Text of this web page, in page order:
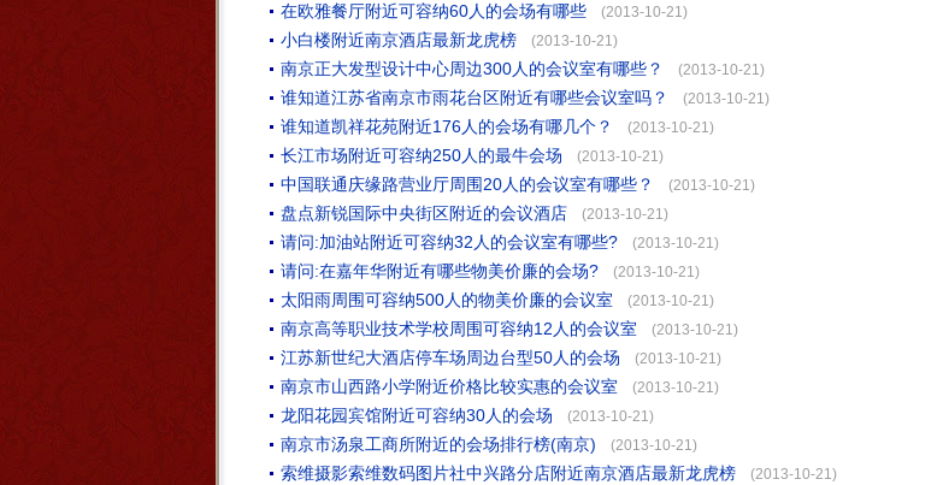
在欧雅餐厅附近可容纳60人的会场有哪些 (2013-10-21)
小白楼附近南京酒店最新龙虎榜 (2013-10-21)
南京正大发型设计中心周边300人的会议室有哪些？ (2013-10-21)
谁知道江苏省南京市雨花台区附近有哪些会议室吗？ (2013-10-21)
谁知道凯祥花苑附近176人的会场有哪几个？ (2013-10-21)
长江市场附近可容纳250人的最牛会场 (2013-10-21)
中国联通庆缘路营业厅周围20人的会议室有哪些？ (2013-10-21)
盘点新锐国际中央街区附近的会议酒店 (2013-10-21)
请问:加油站附近可容纳32人的会议室有哪些? (2013-10-21)
请问:在嘉年华附近有哪些物美价廉的会场? (2013-10-21)
太阳雨周围可容纳500人的物美价廉的会议室 (2013-10-21)
南京高等职业技术学校周围可容纳12人的会议室 (2013-10-21)
江苏新世纪大酒店停车场周边台型50人的会场 (2013-10-21)
南京市山西路小学附近价格比较实惠的会议室 (2013-10-21)
龙阳花园宾馆附近可容纳30人的会场 (2013-10-21)
南京市汤泉工商所附近的会场排行榜(南京) (2013-10-21)
索维摄影索维数码图片社中兴路分店附近南京酒店最新龙虎榜 (2013-10-21)